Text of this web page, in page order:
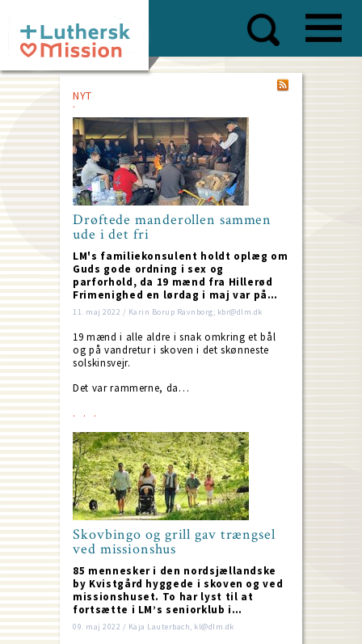
main
content
NYT
Drøftede manderollen sammen
ude i det fri
LM's familiekonsulent holdt oplæg om
Guds gode ordning i sex og
parforhold, da 19 mænd fra Hillerød
Frimenighed en lørdag i maj var på…
11. maj 2022 / Karin Borup Ravnborg; kbr@dlm.dk
19 mænd i alle aldre i snak omkring et bål
og på vandretur i skoven i det skønneste
solskinsvejr.
Det var rammerne, da…
Skovbingo og grill gav trængsel
ved missionshus
85 mennesker i den nordsjællandske
by Kvistgård hyggede i skoven og ved
missionshuset. To har lyst til at
fortsætte i LM’s seniorklub i…
09. maj 2022 / Kaja Lauterbach, kl@dlm.dk